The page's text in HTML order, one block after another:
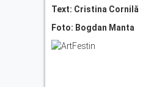
Text: Cristina Cornilă
Foto: Bogdan Manta